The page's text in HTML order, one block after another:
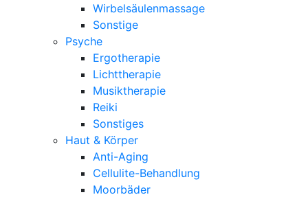
Wirbelsäulenmassage
Sonstige
Psyche
Ergotherapie
Lichttherapie
Musiktherapie
Reiki
Sonstiges
Haut & Körper
Anti-Aging
Cellulite-Behandlung
Moorbäder